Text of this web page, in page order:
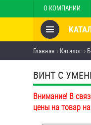
О КОМПАНИИ
Товары
Анкеры
инструмент
Болты и
Главная Каталог
ВИНТ С
Внимание! В
цены на товар